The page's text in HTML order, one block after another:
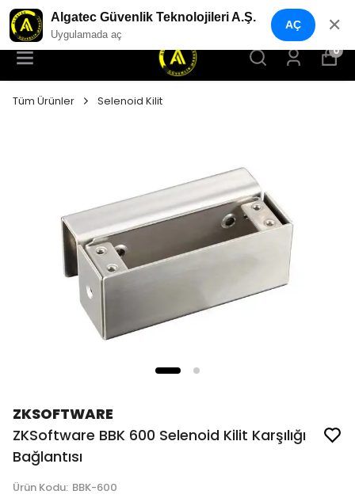
YENI NESIL GÜVENLIK GEÇIŞ SISTEMLERI
0
Tüm Ürünler Selenoid Kilit
ZKSOFTWARE
ZKSoftware BBK 600 Selenoid Kilit Karşılığı
Bağlantısı
Ürün Kodu: BBK-600
Algatec Güvenlik Teknolojileri A.Ş.
Uygulamada aç
AÇ ✕